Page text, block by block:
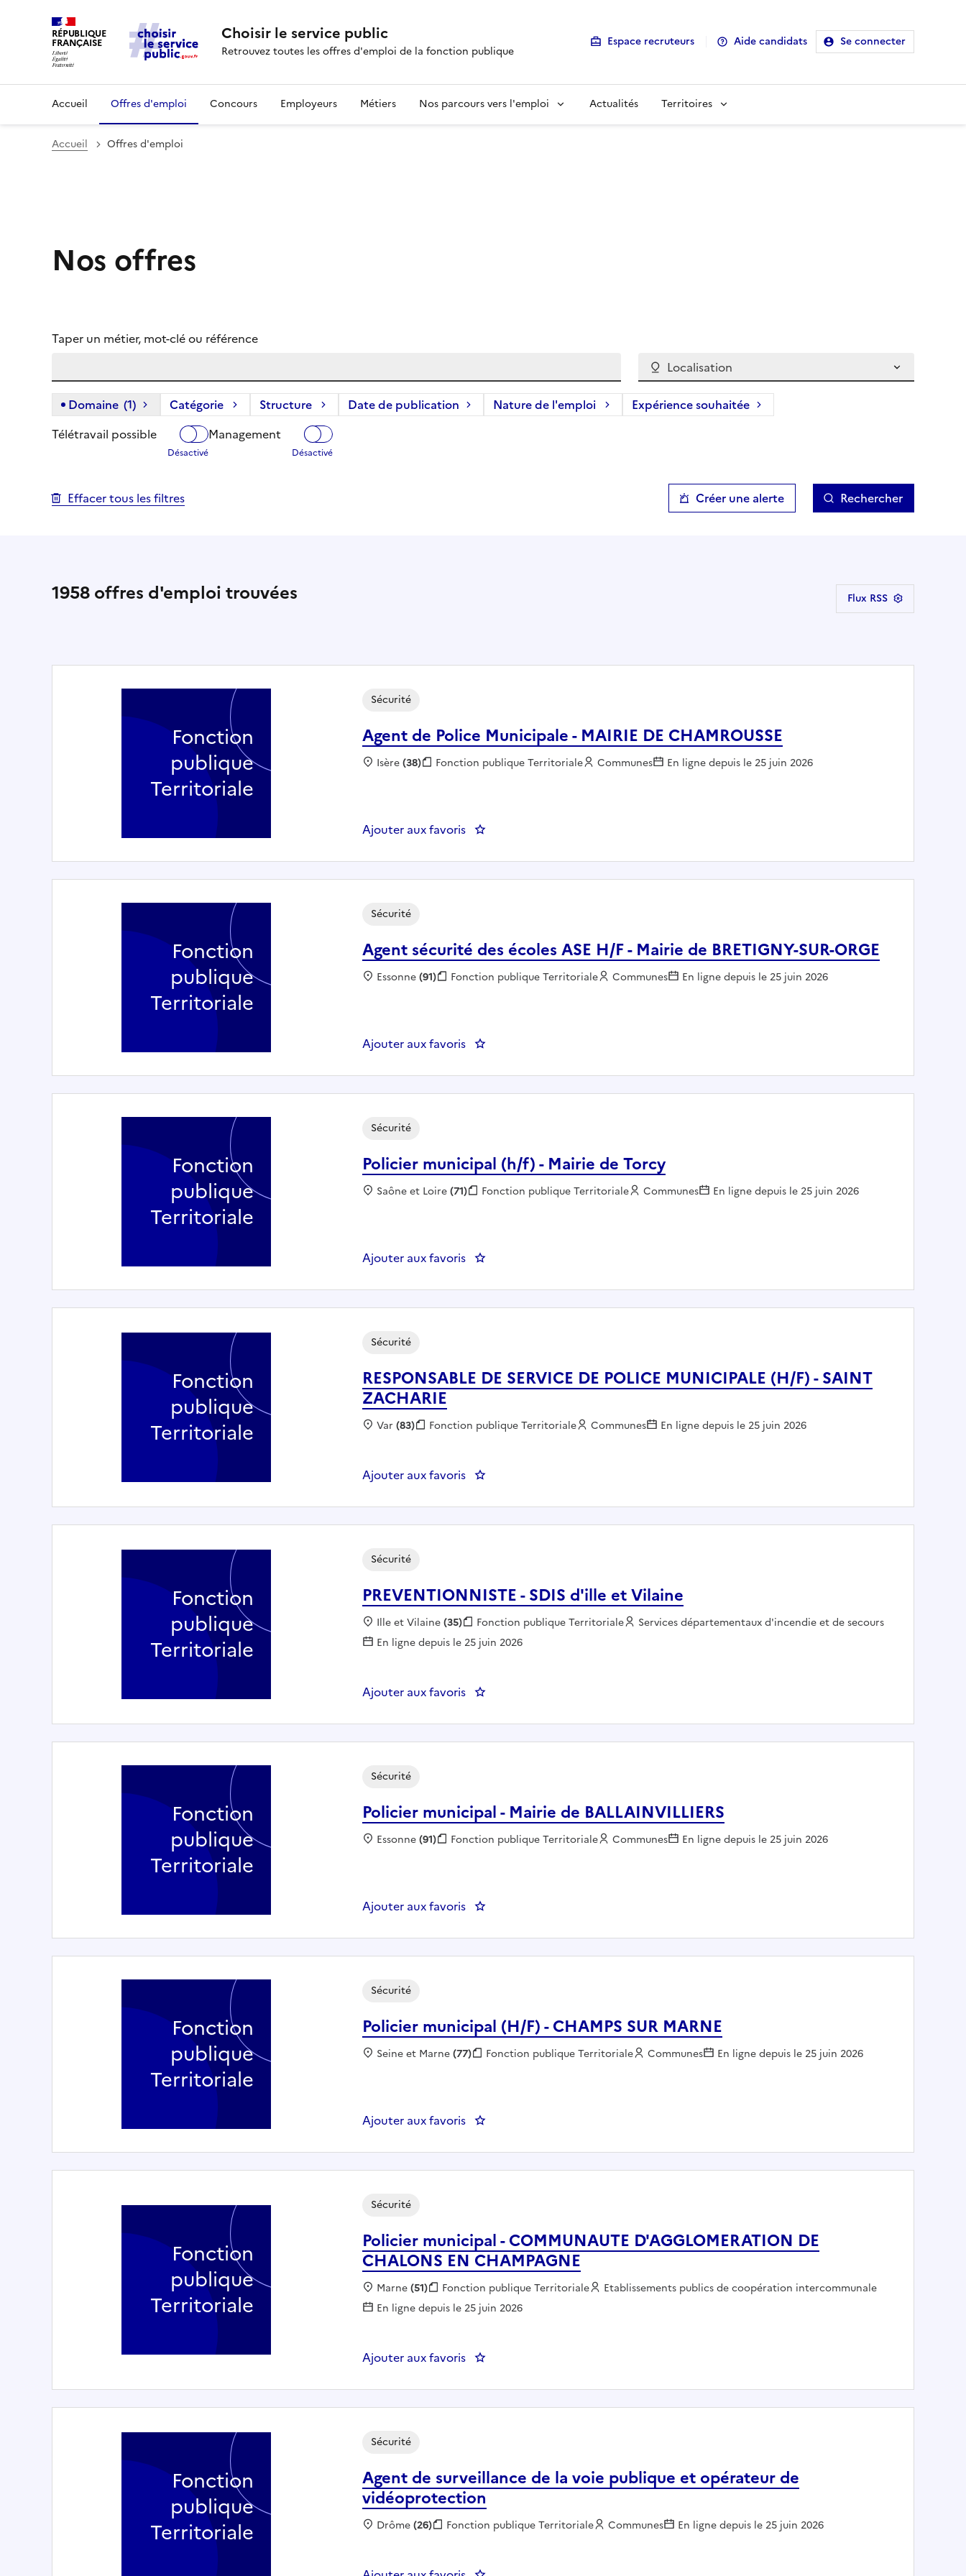
RÉPUBLIQUE
FRANÇAISE Choisir le service public
Retrouvez toutes les offres d'emploi de la fonction publique
Espace recruteurs Aide candidats Se connecter
Accueil Offres d'emploi Concours Employeurs Métiers Nos parcours vers l'emploi Actualités Territoires
Accueil Offres d'emploi
Nos offres
Taper un métier, mot-clé ou référence
Localisation
Domaine (1) (1 filtre actif) :
Catégorie Structure Date de publication Nature de l'emploi
Expérience souhaitée
Télétravail possible
Management
Effacer tous les filtres Créer une alerte Rechercher
1958offres d'emploi trouvées Flux RSS
Agent de Police Municipale - MAIRIE DE CHAMROUSSE
Sécurité
Localisation :
Isère(38) Fonction publique :
Fonction publique Territoriale Employeur :
Communes En ligne depuis le 25 juin 2026
Ajouter aux favoris : Agent de Police Municipale - MAIRIE DE CHAMROUSSE
Fonction
publique
Territoriale
Agent sécurité des écoles ASE H/F - Mairie de BRETIGNY-SUR-ORGE
Sécurité
Localisation :
Essonne(91) Fonction publique :
Fonction publique Territoriale Employeur :
Communes En ligne depuis le 25 juin 2026
Ajouter aux favoris : Agent sécurité des écoles ASE H/F - Mairie de BRETIGNY-SUR-ORGE
Fonction
publique
Territoriale
Policier municipal (h/f) - Mairie de Torcy
Sécurité
Localisation :
Saône et Loire(71) Fonction publique :
Fonction publique Territoriale Employeur :
Communes En ligne depuis le 25 juin 2026
Ajouter aux favoris : Policier municipal (h/f) - Mairie de Torcy
Fonction
publique
Territoriale
RESPONSABLE DE SERVICE DE POLICE MUNICIPALE (H/F) - SAINT
ZACHARIE
Sécurité
Localisation :
Var(83) Fonction publique :
Fonction publique Territoriale Employeur :
Communes En ligne depuis le 25 juin 2026
Ajouter aux favoris : RESPONSABLE DE SERVICE DE POLICE MUNICIPALE (H/F) - SAINT ZACHARIE
Fonction
publique
Territoriale
PREVENTIONNISTE - SDIS d'ille et Vilaine
Sécurité
Localisation :
Ille et Vilaine(35) Fonction publique :
Fonction publique Territoriale Employeur :
Services départementaux d'incendie et de secours
En ligne depuis le 25 juin 2026
Ajouter aux favoris : PREVENTIONNISTE - SDIS d'ille et Vilaine
Fonction
publique
Territoriale
Policier municipal - Mairie de BALLAINVILLIERS
Sécurité
Localisation :
Essonne(91) Fonction publique :
Fonction publique Territoriale Employeur :
Communes En ligne depuis le 25 juin 2026
Ajouter aux favoris : Policier municipal - Mairie de BALLAINVILLIERS
Fonction
publique
Territoriale
Policier municipal (H/F) - CHAMPS SUR MARNE
Sécurité
Localisation :
Seine et Marne(77) Fonction publique :
Fonction publique Territoriale Employeur :
Communes En ligne depuis le 25 juin 2026
Ajouter aux favoris : Policier municipal (H/F) - CHAMPS SUR MARNE
Fonction
publique
Territoriale
Policier municipal - COMMUNAUTE D'AGGLOMERATION DE
CHALONS EN CHAMPAGNE
Sécurité
Localisation :
Marne(51) Fonction publique :
Fonction publique Territoriale Employeur :
Etablissements publics de coopération intercommunale
En ligne depuis le 25 juin 2026
Ajouter aux favoris : Policier municipal - COMMUNAUTE D'AGGLOMERATION DE CHALONS EN CHAMPAGNE
Fonction
publique
Territoriale
Agent de surveillance de la voie publique et opérateur de
vidéoprotection
Sécurité
Localisation :
Drôme(26) Fonction publique :
Fonction publique Territoriale Employeur :
Communes En ligne depuis le 25 juin 2026
Fonction
publique
Territoriale